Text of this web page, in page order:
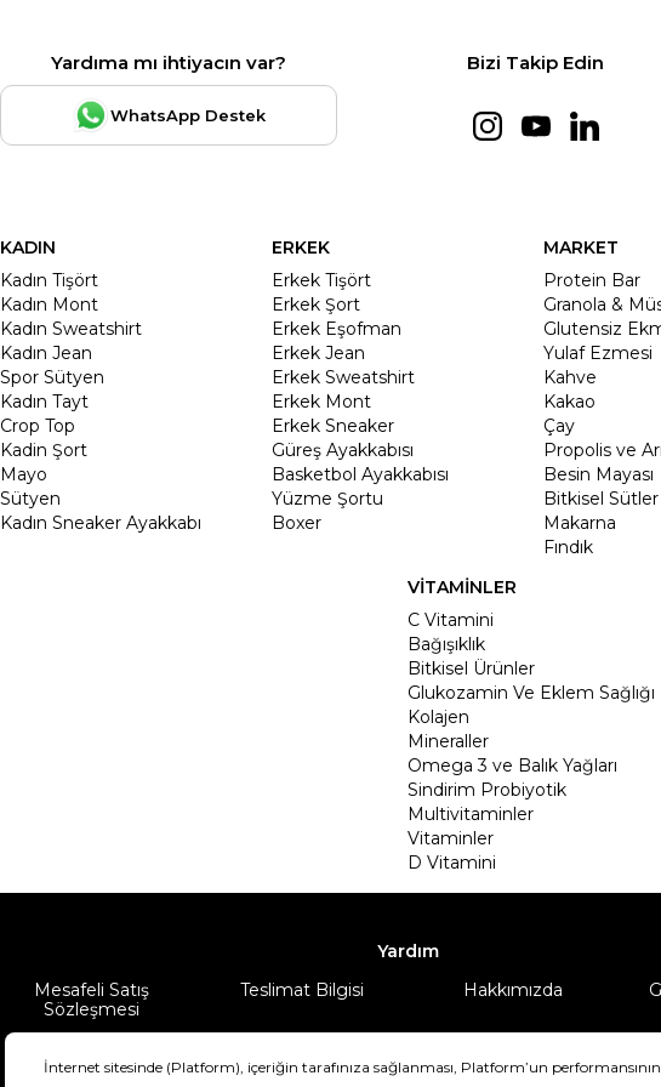
Yardıma mı ihtiyacın var?
WhatsApp Destek
Bizi Takip Edin
KADIN
Kadın Tişört
Kadın Mont
Kadın Sweatshirt
Kadın Jean
Spor Sütyen
Kadın Tayt
Crop Top
Kadin Şort
Mayo
Sütyen
Kadın Sneaker Ayakkabı
ERKEK
Erkek Tişört
Erkek Şort
Erkek Eşofman
Erkek Jean
Erkek Sweatshirt
Erkek Mont
Erkek Sneaker
Güreş Ayakkabısı
Basketbol Ayakkabısı
Yüzme Şortu
Boxer
MARKET
Protein Bar
Granola &
Glutensiz
Yulaf Ezmesi
Kahve
Kakao
Çay
Propolis ve
Besin Mayası
Bitkisel Sütler
Makarna
Fındık
VİTAMİNLER
C Vitamini
Bağışıklık
Bitkisel Ürünler
Glukozamin Ve Eklem Sağlığı
Kolajen
Mineraller
Omega 3 ve Balık Yağları
Sindirim Probiyotik
Multivitaminler
Vitaminler
D Vitamini
Yardım
Mesafeli Satış
Sözleşmesi
Teslimat Bilgisi Hakkımızda